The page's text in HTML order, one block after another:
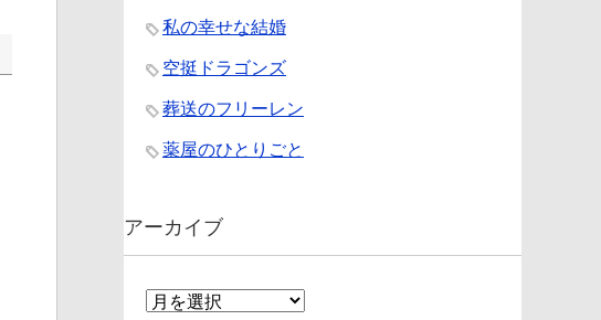
私の幸せな結婚
空挺ドラゴンズ
葬送のフリーレン
薬屋のひとりごと
アーカイブ
ア